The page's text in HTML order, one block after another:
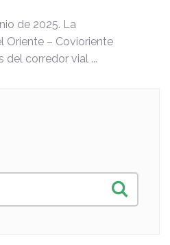
de 2025. La
Oriente – Covioriente
del corredor vial ...